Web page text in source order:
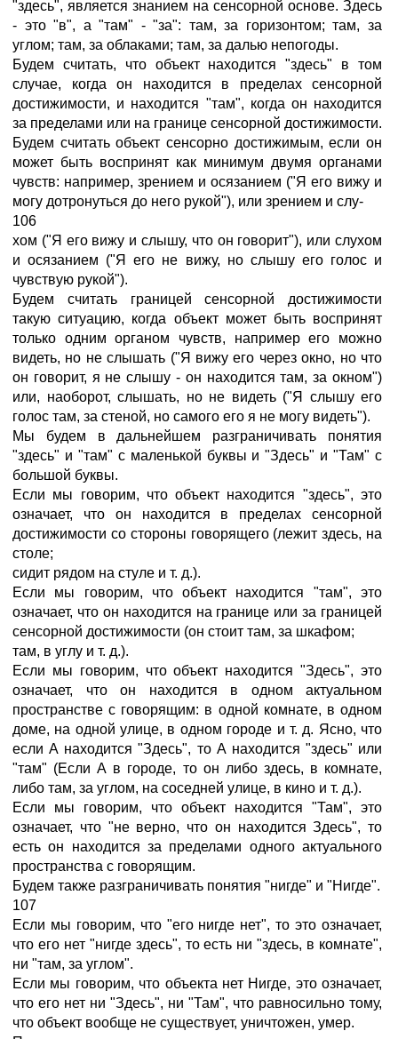
"здесь", является знанием на сенсорной основе. Здесь
- это "в", а "там" - "за": там, за горизонтом; там, за
углом; там, за облаками; там, за далью непогоды.
Будем считать, что объект находится "здесь" в том
случае, когда он находится в пределах сенсорной
достижимости, и находится "там", когда он находится
за пределами или на границе сенсорной достижимости.
Будем считать объект сенсорно достижимым, если он
может быть воспринят как минимум двумя органами
чувств: например, зрением и осязанием ("Я его вижу и
могу дотронуться до него рукой"), или зрением и слу-
106
хом ("Я его вижу и слышу, что он говорит"), или слухом
и осязанием ("Я его не вижу, но слышу его голос и
чувствую рукой").
Будем считать границей сенсорной достижимости
такую ситуацию, когда объект может быть воспринят
только одним органом чувств, например его можно
видеть, но не слышать ("Я вижу его через окно, но что
он говорит, я не слышу - он находится там, за окном")
или, наоборот, слышать, но не видеть ("Я слышу его
голос там, за стеной, но самого его я не могу видеть").
Мы будем в дальнейшем разграничивать понятия
"здесь" и "там" с маленькой буквы и "Здесь" и "Там" с
большой буквы.
Если мы говорим, что объект находится "здесь", это
означает, что он находится в пределах сенсорной
достижимости со стороны говорящего (лежит здесь, на
столе;
сидит рядом на стуле и т. д.).
Если мы говорим, что объект находится "там", это
означает, что он находится на границе или за границей
сенсорной достижимости (он стоит там, за шкафом;
там, в углу и т. д.).
Если мы говорим, что объект находится "Здесь", это
означает, что он находится в одном актуальном
пространстве с говорящим: в одной комнате, в одном
доме, на одной улице, в одном городе и т. д. Ясно, что
если А находится "Здесь", то А находится "здесь" или
"там" (Если А в городе, то он либо здесь, в комнате,
либо там, за углом, на соседней улице, в кино и т. д.).
Если мы говорим, что объект находится "Там", это
означает, что "не верно, что он находится Здесь", то
есть он находится за пределами одного актуального
пространства с говорящим.
Будем также разграничивать понятия "нигде" и "Нигде".
107
Если мы говорим, что "его нигде нет", то это означает,
что его нет "нигде здесь", то есть ни "здесь, в комнате",
ни "там, за углом".
Если мы говорим, что объекта нет Нигде, это означает,
что его нет ни "Здесь", ни "Там", что равносильно тому,
что объект вообще не существует, уничтожен, умер.